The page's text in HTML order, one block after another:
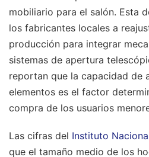
mobiliario para el salón. Esta
los fabricantes locales a
producción para integrar
sistemas de apertura
reportan que la capacidad de
elementos es el factor
compra de los usuarios
Las cifras del Instituto
que el tamaño medio de los